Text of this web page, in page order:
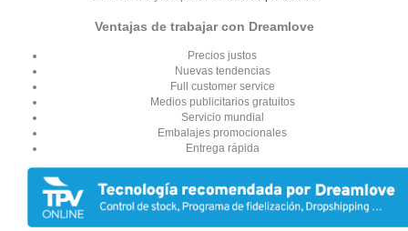
Ventajas de trabajar con Dreamlove
Precios justos
Nuevas tendencias
Full customer service
Medios publicitarios gratuitos
Servicio mundial
Embalajes promocionales
Entrega rápida